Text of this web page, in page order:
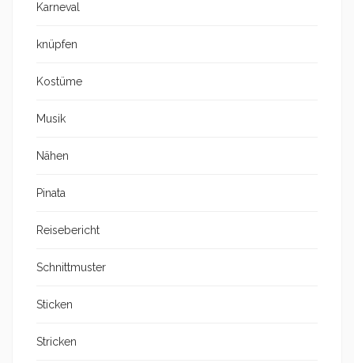
Karneval
knüpfen
Kostüme
Musik
Nähen
Pinata
Reisebericht
Schnittmuster
Sticken
Stricken